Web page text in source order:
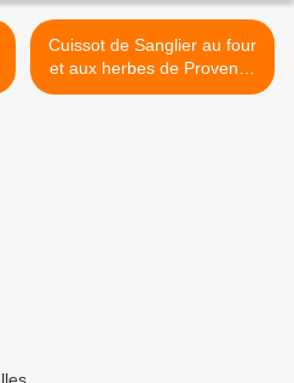
Cuissot de Sanglier au four
et aux herbes de Provence
>